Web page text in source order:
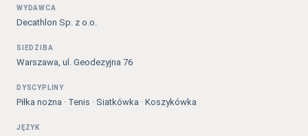
WYDAWCA
Decathlon Sp. z o.o.
SIEDZIBA
Warszawa, ul. Geodezyjna 76
DYSCYPLINY
Piłka nożna · Tenis · Siatkówka · Koszykówka
JĘZYK